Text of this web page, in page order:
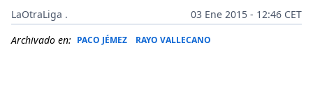
LaOtraLiga .
03 Ene 2015 - 12:46 CET
Archivado en: PACO JÉMEZ RAYO VALLECANO